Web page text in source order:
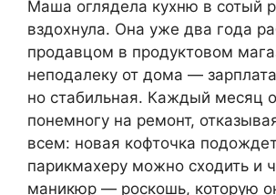
Маша оглядела кухню в сотый
вздохнула. Она уже два года
продавцом в продуктовом
неподалеку от дома —
но стабильная. Каждый месяц
понемногу на ремонт,
всем: новая кофточка
парикмахеру можно сходить и
маникюр — роскошь, которую